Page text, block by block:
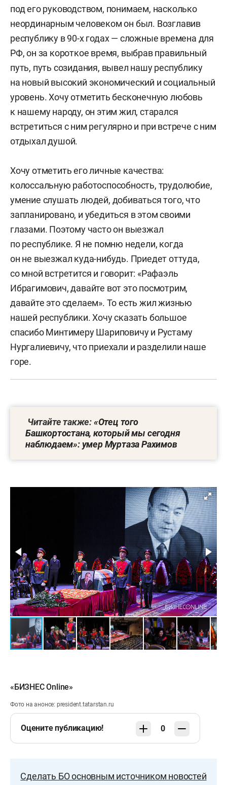
под его руководством, понимаем, насколько
неординарным человеком он был. Возглавив
республику в 90-х годах — сложные времена для
РФ, он за короткое время, выбрав правильный
путь, путь созидания, вывел нашу республику
на новый высокий экономический и социальный
уровень. Хочу отметить бесконечную любовь
к нашему народу, он этим жил, старался
встретиться с ним регулярно и при встрече с ним
отдыхал душой.
Хочу отметить его личные качества:
колоссальную работоспособность, трудолюбие,
умение слушать людей, добиваться того, что
запланировано, и убедиться в этом своими
глазами. Поэтому часто он выезжал
по республике. Я не помню недели, когда
он не выезжал куда-нибудь. Приедет оттуда,
со мной встретится и говорит: «Рафаэль
Ибрагимович, давайте вот это посмотрим,
давайте это сделаем». То есть жил жизнью
нашей республики. Хочу сказать большое
спасибо Минтимеру Шариповичу и Рустаму
Нургалиевичу, что приехали и разделили наше
горе.
Читайте также:«Отец того
Башкортостана, который мы сегодня
наблюдаем»: умер Муртаза Рахимов
«БИЗНЕС Online»
Фото на анонсе: president.tatarstan.ru
Оцените публикацию! 0
Сделать БО основным источником новостей